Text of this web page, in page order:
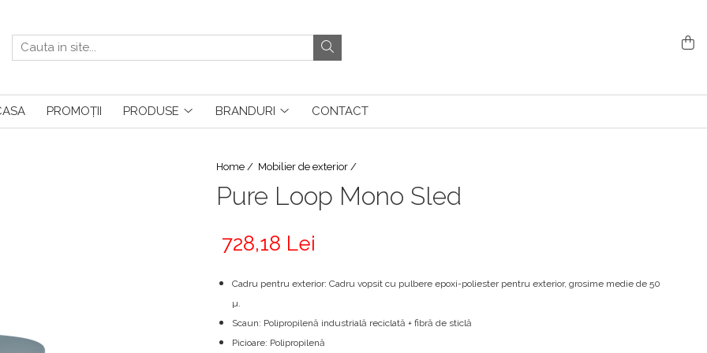
PROMOȚII PRODUSE BRANDURI CONTACT
Home / Mobilier de exterior /
Pure Loop Mono Sled
728,18 Lei
Cadru pentru exterior: Cadru vopsit cu pulbere epoxi-poliester pentru exterior, grosime medie de 50
µ.
Scaun: Polipropilenă industrială reciclată + fibră de sticlă
Picioare: Polipropilenă